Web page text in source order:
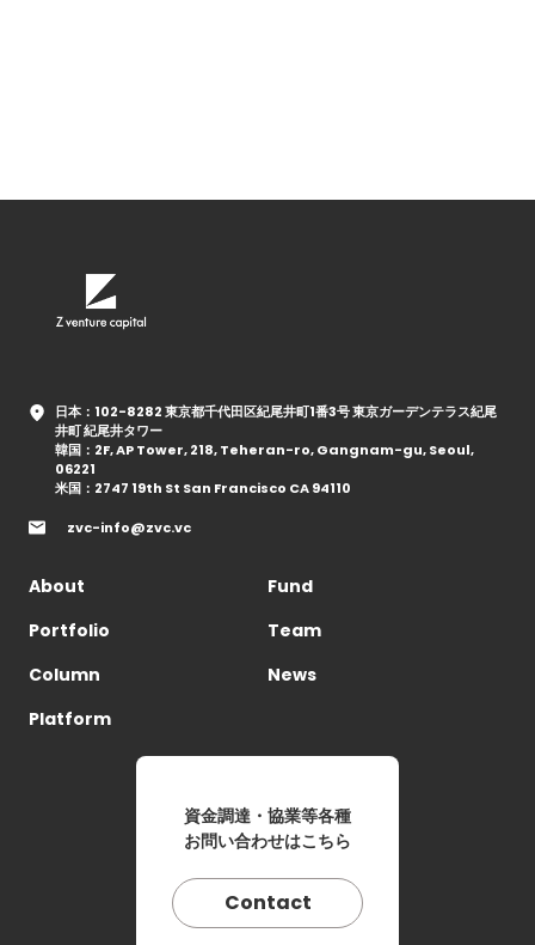
日本：102-8282 東京都千代田区紀尾井町1番3号 東京ガーデンテラス紀尾
井町 紀尾井タワー
韓国：2F, AP Tower, 218, Teheran-ro, Gangnam-gu, Seoul,
06221
米国：2747 19th St San Francisco CA 94110
zvc-info@zvc.vc
About
Fund
Portfolio
Team
Column
News
Platform
資金調達・協業等各種
お問い合わせはこちら
Contact